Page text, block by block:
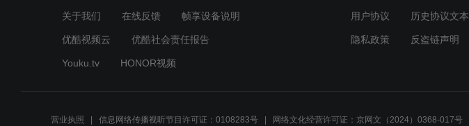
关于我们 在线反馈 帧享设备说明
优酷视频云 优酷社会责任报告
Youku.tv HONOR视频
用户协议 历史协议文本
隐私政策 反盗链声明
营业执照 信息网络传播视听节目许可证：0108283号 网络文化经营许可证：京网文（2024）0368-017号